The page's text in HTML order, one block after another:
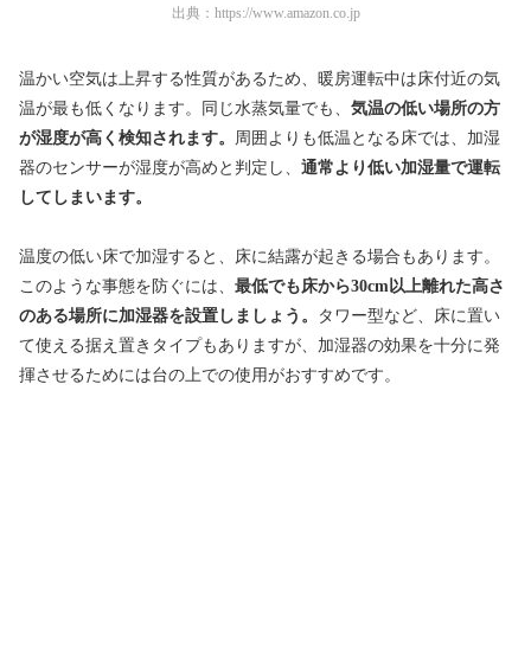
出典： https://www.amazon.co.jp
温かい空気は上昇する性質があるため、暖房運転中は床付近の気
温が最も低くなります。同じ水蒸気量でも、 気温の低い場所の方
が湿度が高く検知されます。
周囲よりも低温となる床では、加湿
器のセンサーが湿度が高めと判定し、 通常より低い加湿量で運転
してしまいます。
温度の低い床で加湿すると、床に結露が起きる場合もあります。
このような事態を防ぐには、 最低でも床から30cm以上離れた高さ
のある場所に加湿器を設置しましょう。
タワー型など、床に置い
て使える据え置きタイプもありますが、加湿器の効果を十分に発
揮させるためには台の上での使用がおすすめです。